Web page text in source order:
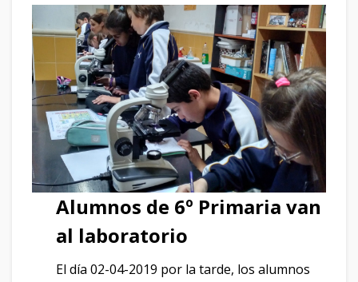
Alumnos de 6º Primaria van
al laboratorio
El día 02-04-2019 por la tarde, los alumnos